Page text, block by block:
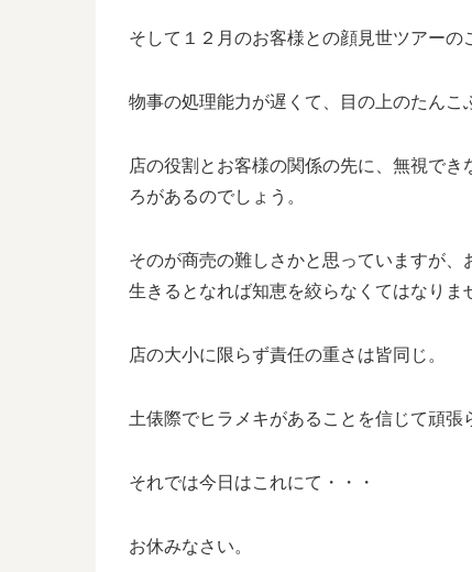
そして１２月のお客様との顔見世ツアーの
物事の処理能力が遅くて、目の上のたんこ
店の役割とお客様の関係の先に、無視で
ろがあるのでしょう。
そのが商売の難しさかと思っていますが
生きるとなれば知恵を絞らなくてはなりま
店の大小に限らず責任の重さは皆同じ。
土俵際でヒラメキがあることを信じて頑張
それでは今日はこれにて・・・
お休みなさい。